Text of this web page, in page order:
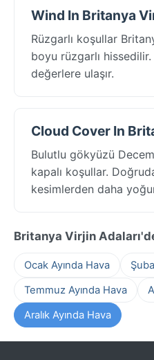
Wind In Britanya
Rüzgarlı koşullar
boyu rüzgarlı
değerlere ulaşır.
Cloud Cover In
Bulutlu gökyüzü
kapalı koşullar.
kesimlerden daha
Britanya Virjin
Ocak Ayında Hava
Temmuz Ayında Hava
Aralık Ayında Hava